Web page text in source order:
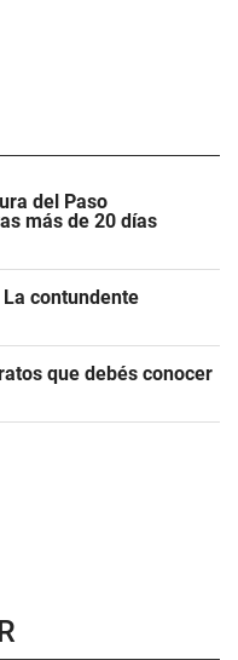
del Paso
más de 20 días
contundente
que debés conocer